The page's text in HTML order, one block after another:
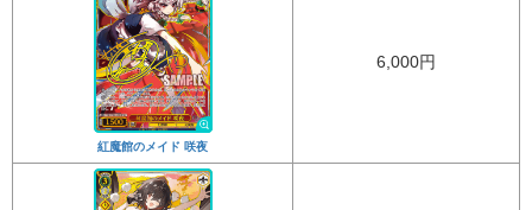
紅魔館のメイド 咲夜
6,000円